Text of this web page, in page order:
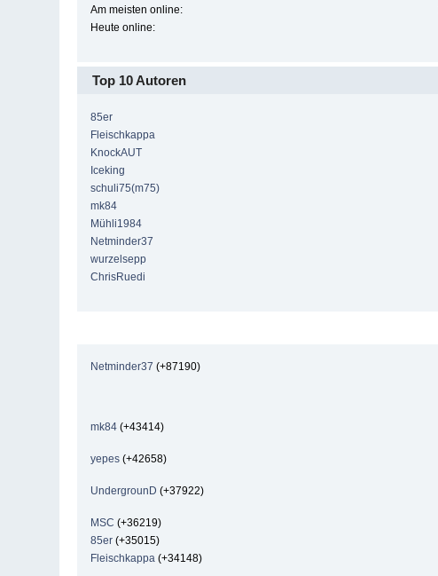
Am meisten online:
Heute online:
Top 10 Autoren
85er
Fleischkappa
KnockAUT
Iceking
schuli75(m75)
mk84
Mühli1984
Netminder37
wurzelsepp
ChrisRuedi
Netminder37 (+87190)
mk84 (+43414)
yepes (+42658)
UndergrounD (+37922)
MSC (+36219)
85er (+35015)
Fleischkappa (+34148)